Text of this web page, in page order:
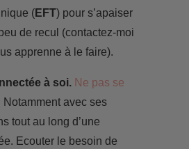
(EFT) pour s’apaiser
de recul (contactez-moi
apprenne à le faire).
à soi. Ne pas se
Notamment avec ses
tout au long d’une
Ecouter le besoin de